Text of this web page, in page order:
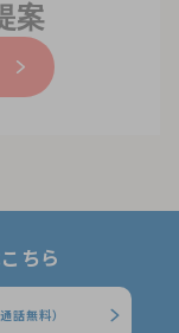
案
ちら
通話無料）